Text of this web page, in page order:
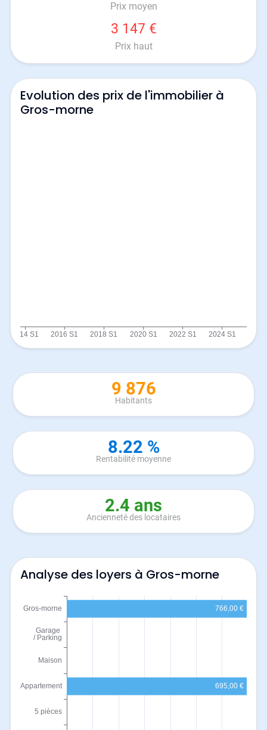
Prix moyen
3 147 €
Prix haut
Evolution des prix de l'immobilier à
Gros-morne
9 876
Habitants
8.22 %
Rentabilité moyenne
2.4 ans
Ancienneté des locataires
Analyse des loyers à Gros-morne